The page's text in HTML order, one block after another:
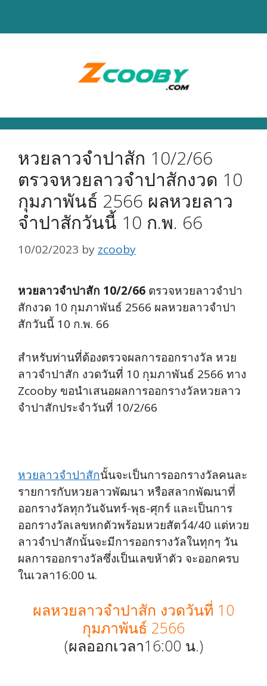
หวยลาวจำปาสัก 10/2/66
ตรวจหวยลาวจำปาสักงวด 10
กุมภาพันธ์ 2566 ผลหวยลาว
จำปาสักวันนี้ 10 ก.พ. 66
10/02/2023 by zcooby
หวยลาวจำปาสัก 10/2/66 ตรวจหวยลาวจำปา
สักงวด 10 กุมภาพันธ์ 2566 ผลหวยลาวจำปา
สักวันนี้ 10 ก.พ. 66
สำหรับท่านที่ต้องตรวจผลการออกรางวัล หวย
ลาวจำปาสัก งวดวันที่ 10 กุมภาพันธ์ 2566 ทาง
Zcooby ขอนำเสนอผลการออกรางวัลหวยลาว
จำปาสักประจำวันที่ 10/2/66
หวยลาวจำปาสักนั้นจะเป็นการออกรางวัลคนละ
รายการกับหวยลาวพัฒนา หรือสลากพัฒนาที่
ออกรางวัลทุกวันจันทร์-พุธ-ศุกร์ และเป็นการ
ออกรางวัลเลขหกตัวพร้อมหวยสัตว์4/40 แต่หวย
ลาวจำปาสักนั้นจะมีการออกรางวัลในทุกๆ วัน
ผลการออกรางวัลซึ่งเป็นเลขห้าตัว จะออกครบ
ในเวลา16:00 น.
ผลหวยลาวจำปาสัก งวดวันที่ 10
กุมภาพันธ์ 2566
(ผลออกเวลา16:00 น.)